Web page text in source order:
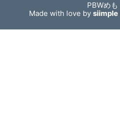
PBWめも
Made with love bysiimple